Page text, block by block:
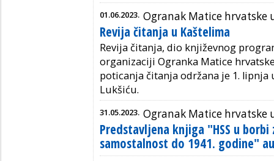
01.06.2023. Ogranak Matice hrvatske
Revija čitanja u Kaštelima
Revija čitanja, dio književnog
organizaciji Ogranka Matice
poticanja čitanja održana je 1. lipnja
Lukšiću.
31.05.2023. Ogranak Matice hrvatske
Predstavljena knjiga "HSS u borbi
samostalnost do 1941. godine"